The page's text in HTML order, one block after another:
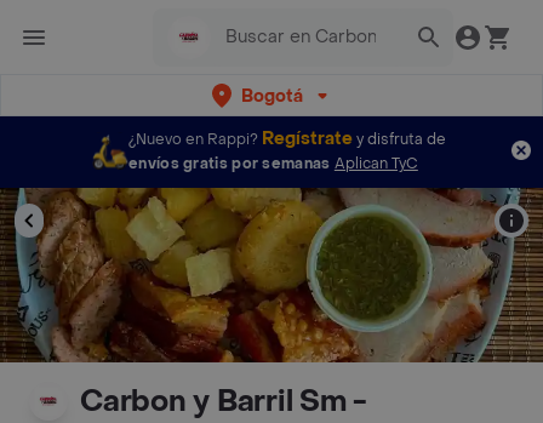
Bogotá
¿Nuevo en Rappi? Regístratey disfruta de
envíos gratis por semanas Aplican TyC
Carbon y Barril Sm -